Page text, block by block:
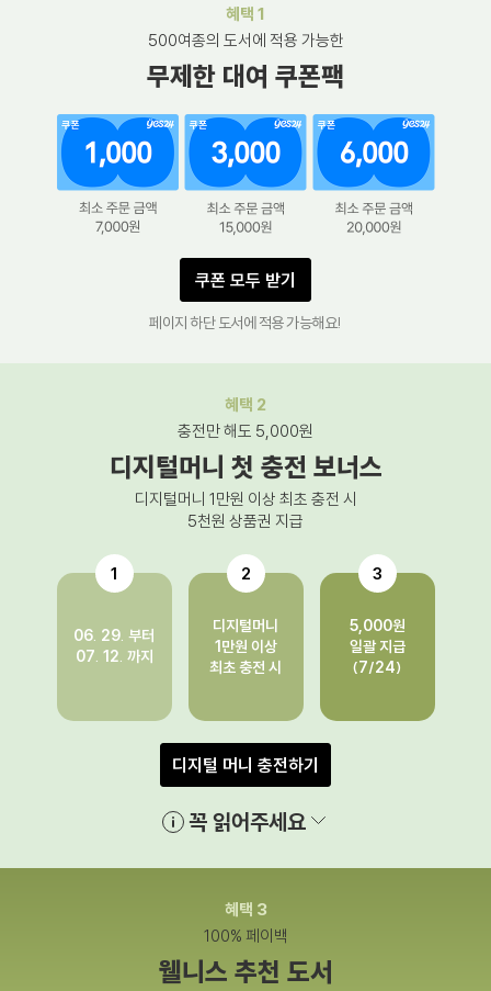
혜택 1
500여종의 도서에 적용 가능한
무제한 대여 쿠폰팩
쿠폰 모두 받기
페이지 하단 도서에 적용 가능해요!
혜택 2
충전만 해도 5,000원
디지털머니 첫 충전 보너스
디지털머니 1만원 이상 최초 충전 시
5천원 상품권 지급
1
06. 29. 부터
07. 12. 까지
2
디지털머니
1만원 이상
최초 충전 시
3
5,000원
일괄 지급
(7/24)
디지털 머니 충전하기
꼭 읽어주세요
혜택 3
100% 페이백
웰니스 추천 도서